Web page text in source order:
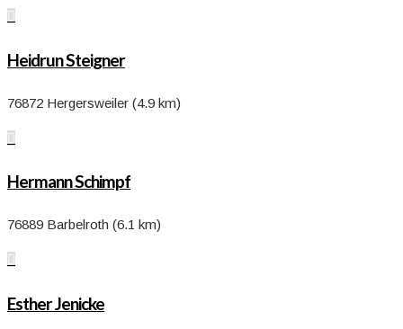

Heidrun Steigner
76872 Hergersweiler (4.9 km)

Hermann Schimpf
76889 Barbelroth (6.1 km)

Esther Jenicke